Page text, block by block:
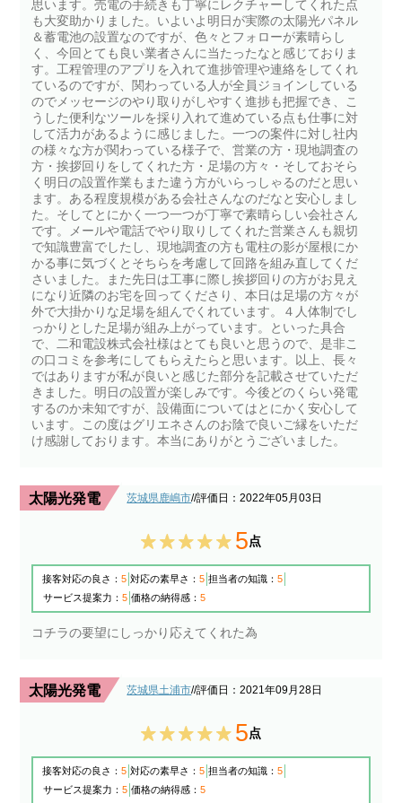
思います。売電の手続きも丁寧にレクチャーしてくれた点
も大変助かりました。いよいよ明日が実際の太陽光パネル
＆蓄電池の設置なのですが、色々とフォローが素晴らし
く、今回とても良い業者さんに当たったなと感じておりま
す。工程管理のアプリを入れて進捗管理や連絡をしてくれ
ているのですが、関わっている人が全員ジョインしている
のでメッセージのやり取りがしやすく進捗も把握でき、こ
うした便利なツールを採り入れて進めている点も仕事に対
して活力があるように感じました。一つの案件に対し社内
の様々な方が関わっている様子で、営業の方・現地調査の
方・挨拶回りをしてくれた方・足場の方々・そしておそら
く明日の設置作業もまた違う方がいらっしゃるのだと思い
ます。ある程度規模がある会社さんなのだなと安心しまし
た。そしてとにかく一つ一つが丁寧で素晴らしい会社さん
です。メールや電話でやり取りしてくれた営業さんも親切
で知識豊富でしたし、現地調査の方も電柱の影が屋根にか
かる事に気づくとそちらを考慮して回路を組み直してくだ
さいました。また先日は工事に際し挨拶回りの方がお見え
になり近隣のお宅を回ってくださり、本日は足場の方々が
外で大掛かりな足場を組んでくれています。４人体制でし
っかりとした足場が組み上がっています。といった具合
で、二和電設株式会社様はとても良いと思うので、是非こ
の口コミを参考にしてもらえたらと思います。以上、長々
ではありますが私が良いと感じた部分を記載させていただ
きました。明日の設置が楽しみです。今後どのくらい発電
するのか未知ですが、設備面についてはとにかく安心して
います。この度はグリエネさんのお陰で良いご縁をいただ
け感謝しております。本当にありがとうございました。
太陽光発電 茨城県鹿嶋市//評価日：2022年05月03日
5点
接客対応の良さ：5 対応の素早さ：5 担当者の知識：5
サービス提案力：5 価格の納得感：5
コチラの要望にしっかり応えてくれた為
太陽光発電 茨城県土浦市//評価日：2021年09月28日
5点
接客対応の良さ：5 対応の素早さ：5 担当者の知識：5
サービス提案力：5 価格の納得感：5